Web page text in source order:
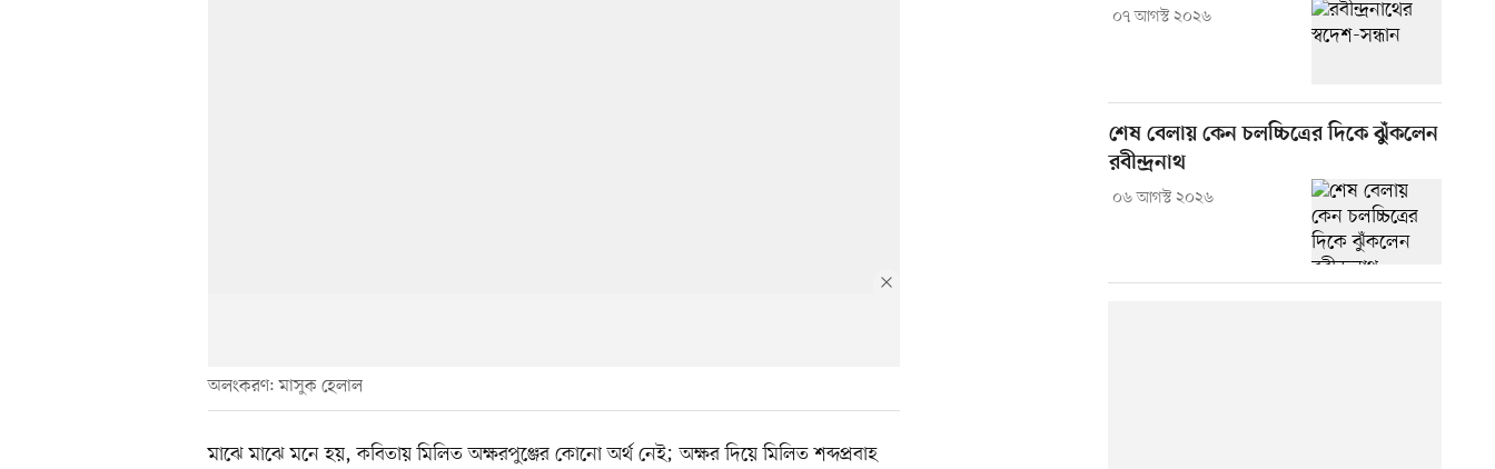
অলংকরণ: মাসুক হেলাল
মাঝে মাঝে মনে হয়, কবিতায় মিলিত অক্ষরপুঞ্জের কোনো অর্থ নেই; অক্ষর দিয়ে মিলিত শব্দপ্রবাহ
০৭ আগস্ট ২০২৬
শেষ বেলায় কেন চলচ্চিত্রের দিকে ঝুঁকলেন
রবীন্দ্রনাথ
০৬ আগস্ট ২০২৬